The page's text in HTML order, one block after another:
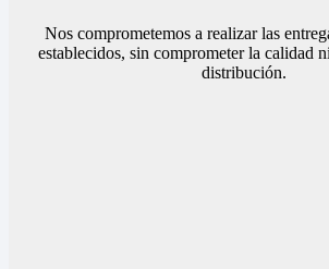
Nos comprometemos a realizar las
establecidos, sin comprometer la calidad
distribución.